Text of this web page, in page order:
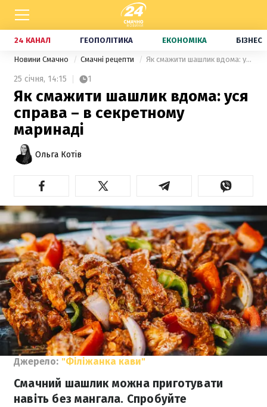
24 КАНАЛ ГЕОПОЛІТИКА ЕКОНОМІКА БІЗНЕС
Новини Смачно Смачні рецепти Як смажити шашлик вдома: уся справа – в секретному маринаді
25 січня, 14:15 1
Як смажити шашлик вдома: уся
справа – в секретному
маринаді
Ольга Котів
Джерело: "Філіжанка кави"
Смачний шашлик можна приготувати
навіть без мангала. Спробуйте